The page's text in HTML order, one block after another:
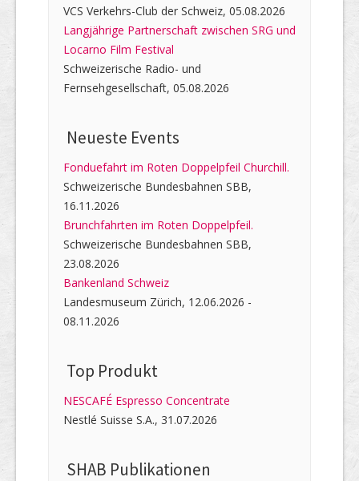
VCS Verkehrs-Club der Schweiz, 05.08.2026
Langjährige Partnerschaft zwischen SRG und
Locarno Film Festival
Schweizerische Radio- und
Fernsehgesellschaft, 05.08.2026
Neueste Events
Fonduefahrt im Roten Doppelpfeil Churchill.
Schweizerische Bundesbahnen SBB,
16.11.2026
Brunchfahrten im Roten Doppelpfeil.
Schweizerische Bundesbahnen SBB,
23.08.2026
Bankenland Schweiz
Landesmuseum Zürich, 12.06.2026 -
08.11.2026
Top Produkt
NESCAFÉ Espresso Concentrate
Nestlé Suisse S.A., 31.07.2026
SHAB Publi­kati­onen